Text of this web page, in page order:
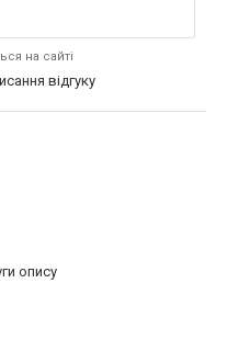
на сайті
відгуку
опису